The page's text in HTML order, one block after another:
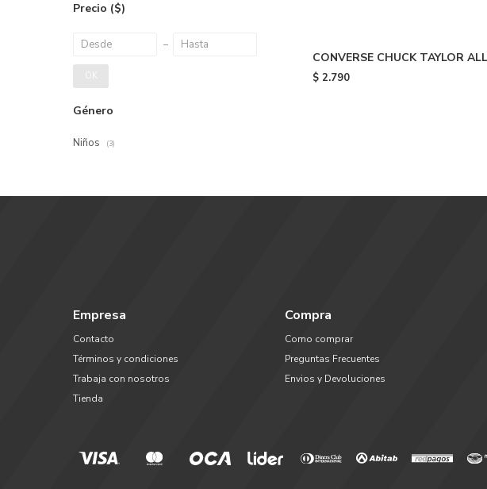
CONVERSE CHUCK TAYLOR ALL
STAR OX - Black
$ 2.790
Precio ($)
OK
Género
Niños (3)
Empresa
Contacto
Términos y condiciones
Trabaja con nosotros
Tienda
Compra
Como comprar
Preguntas Frecuentes
Envios y Devoluciones